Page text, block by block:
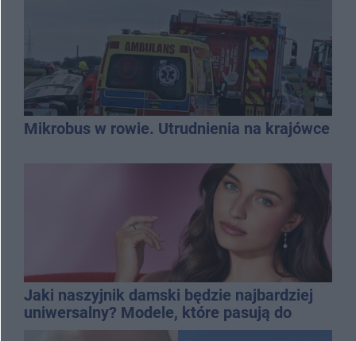
Mikrobus w rowie. Utrudnienia na krajówce
Jaki naszyjnik damski będzie najbardziej
uniwersalny? Modele, które pasują do
wielu stylizacji